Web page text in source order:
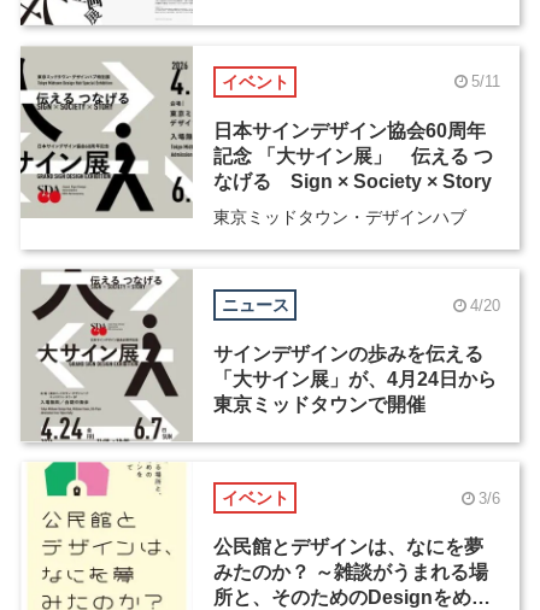
イベント 5/11
日本サインデザイン協会60周年
記念 「大サイン展」 伝える つ
なげる Sign × Society × Story
東京ミッドタウン・デザインハブ
ニュース 4/20
サインデザインの歩みを伝える
「大サイン展」が、4月24日から
東京ミッドタウンで開催
イベント 3/6
公民館とデザインは、なにを夢
みたのか？ ～雑談がうまれる場
所と、そのためのDesignをめぐ